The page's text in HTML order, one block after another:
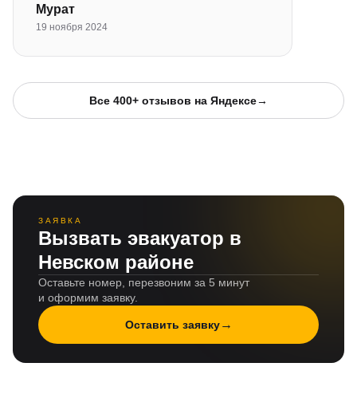
Мурат
19 ноября 2024
Все 400+ отзывов на Яндексе→
ЗАЯВКА
Вызвать эвакуатор в
Невском районе
Оставьте номер, перезвоним за 5 минут
и оформим заявку.
Оставить заявку→